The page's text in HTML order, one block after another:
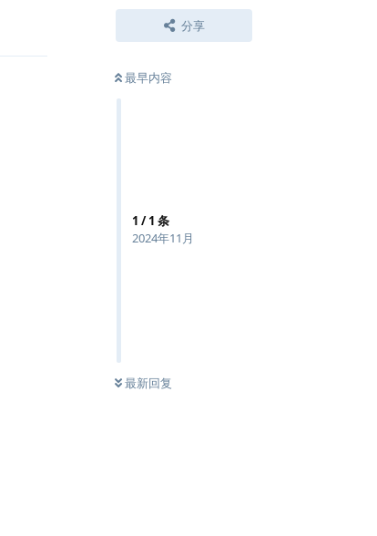
分享
最早内容
1 /1 条
2024年11月
最新回复